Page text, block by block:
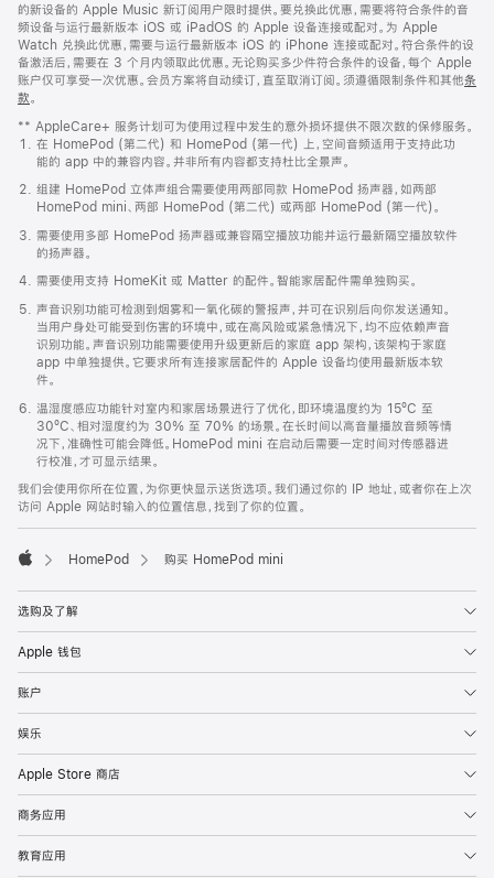
页
脚
的新设备的 Apple Music 新订阅用户限时提供。要兑换此优惠，需要将符合条件的音
频设备与运行最新版本 iOS 或 iPadOS 的 Apple 设备连接或配对。为 Apple
Watch 兑换此优惠，需要与运行最新版本 iOS 的 iPhone 连接或配对。符合条件的设
备激活后，需要在 3 个月内领取此优惠。无论购买多少件符合条件的设备，每个 Apple
账户仅可享受一次优惠。会员方案将自动续订，直至取消订阅。须遵循限制条件和其他条
款。
窗
口
中
打
开)
** AppleCare+ 服务计划可为使用过程中发生的意外损坏提供不限次数的保修服务。
在 HomePod (第二代) 和 HomePod (第一代) 上，空间音频适用于支持此功
能的 app 中的兼容内容。并非所有内容都支持杜比全景声。
组建 HomePod 立体声组合需要使用两部同款 HomePod 扬声器，如两部
HomePod mini、两部 HomePod (第二代) 或两部 HomePod (第一代)。
需要使用多部 HomePod 扬声器或兼容隔空播放功能并运行最新隔空播放软件
的扬声器。
需要使用支持 HomeKit 或 Matter 的配件。智能家居配件需单独购买。
声音识别功能可检测到烟雾和一氧化碳的警报声，并可在识别后向你发送通知。
当用户身处可能受到伤害的环境中，或在高风险或紧急情况下，均不应依赖声音
识别功能。声音识别功能需要使用升级更新后的家庭 app 架构，该架构于家庭
app 中单独提供。它要求所有连接家居配件的 Apple 设备均使用最新版本软
件。
温湿度感应功能针对室内和家居场景进行了优化，即环境温度约为 15ºC 至
30ºC、相对湿度约为 30% 至 70% 的场景。在长时间以高音量播放音频等情
况下，准确性可能会降低。HomePod mini 在启动后需要一定时间对传感器进
行校准，才可显示结果。
我们会使用你所在位置，为你更快显示送货选项。我们通过你的 IP 地址，或者你在上次
访问 Apple 网站时输入的位置信息，找到了你的位置。
HomePod 购买 HomePod mini
选购及了解
Apple 钱包
账户
娱乐
Apple Store 商店
商务应用
教育应用